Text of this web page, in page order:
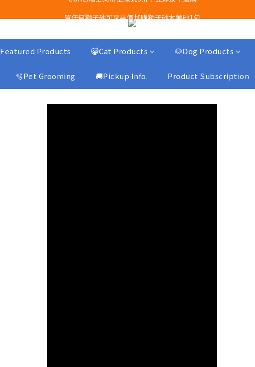
Airbuggy 全線現貨8折！立即點擊火速搶購
Featured Products 😺Cat Products 🐶Dog Products
🫧Pet Grooming 🚚Pickup Info. Product Subscription